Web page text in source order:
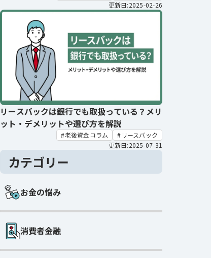
更新日:2025-02-26
リースバックは銀行でも取扱っている？メリ
ット・デメリットや選び方を解説
老後資金コラム
リースバック
更新日:2025-07-31
カテゴリー
お金の悩み
消費者金融